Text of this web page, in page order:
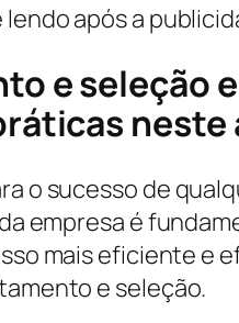
após a
e seleção
o sucesso de
empresa é
mais eficiente
e seleção.